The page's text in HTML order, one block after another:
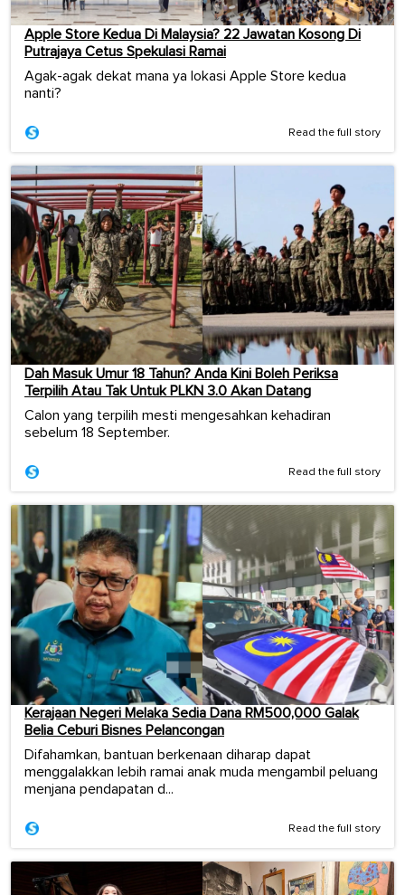
Apple Store Kedua Di Malaysia? 22 Jawatan Kosong Di
Putrajaya Cetus Spekulasi Ramai
Agak-agak dekat mana ya lokasi Apple Store kedua
nanti?
Read the full story
Dah Masuk Umur 18 Tahun? Anda Kini Boleh Periksa
Terpilih Atau Tak Untuk PLKN 3.0 Akan Datang
Calon yang terpilih mesti mengesahkan kehadiran
sebelum 18 September.
Read the full story
Kerajaan Negeri Melaka Sedia Dana RM500,000 Galak
Belia Ceburi Bisnes Pelancongan
Difahamkan, bantuan berkenaan diharap dapat
menggalakkan lebih ramai anak muda mengambil peluang
menjana pendapatan d...
Read the full story